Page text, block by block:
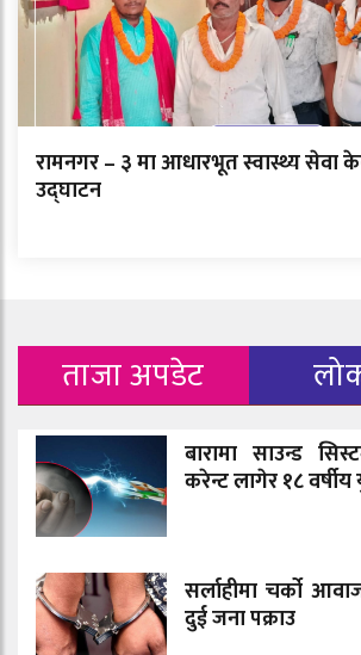
रामनगर – ३ मा आधारभूत स्वास्थ्य सेवा
उद्घाटन
ताजा अपडेट
बारामा साउन्ड
करेन्ट लागेर १८
सर्लाहीमा चर्को
दुई जना पक्राउ